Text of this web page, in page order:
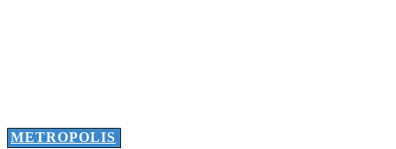
METROPOLIS